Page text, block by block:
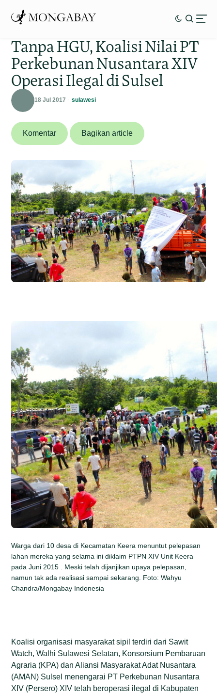
Tanpa HGU, Koalisi Nilai PT
Perkebunan Nusantara XIV
Operasi Ilegal di Sulsel
18 Jul 2017 sulawesi
Komentar Bagikan article
Warga dari 10 desa di Kecamatan Keera menuntut pelepasan
lahan mereka yang selama ini diklaim PTPN XIV Unit Keera
pada Juni 2015 . Meski telah dijanjikan upaya pelepasan,
namun tak ada realisasi sampai sekarang. Foto: Wahyu
Chandra/Mongabay Indonesia
Koalisi organisasi masyarakat sipil terdiri dari Sawit
Watch, Walhi Sulawesi Selatan, Konsorsium Pembaruan
Agraria (KPA) dan Aliansi Masyarakat Adat Nusantara
(AMAN) Sulsel menengarai PT Perkebunan Nusantara
XIV (Persero) XIV telah beroperasi ilegal di Kabupaten